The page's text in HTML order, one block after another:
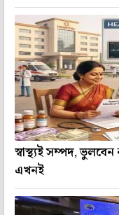
স্বাস্থ্যই সম্পদ, ভুলবেন
এখনই